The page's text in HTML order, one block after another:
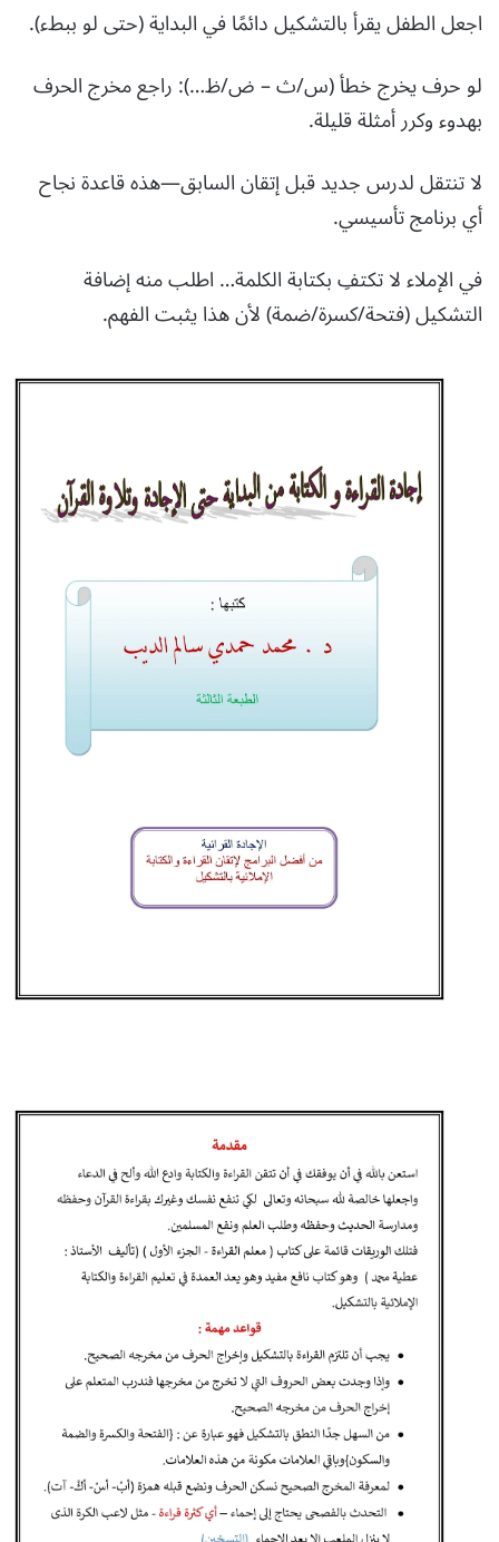
اجعل الطفل يقرأ بالتشكيل دائمًا في البداية (حتى لو ببطء).
لو حرف يخرج خطأ (س/ث – ض/ظ…): راجع مخرج الحرف
بهدوء وكرر أمثلة قليلة.
لا تنتقل لدرس جديد قبل إتقان السابق—هذه قاعدة نجاح
أي برنامج تأسيسي.
في الإملاء لا تكتفِ بكتابة الكلمة… اطلب منه إضافة
التشكيل (فتحة/كسرة/ضمة) لأن هذا يثبت الفهم.